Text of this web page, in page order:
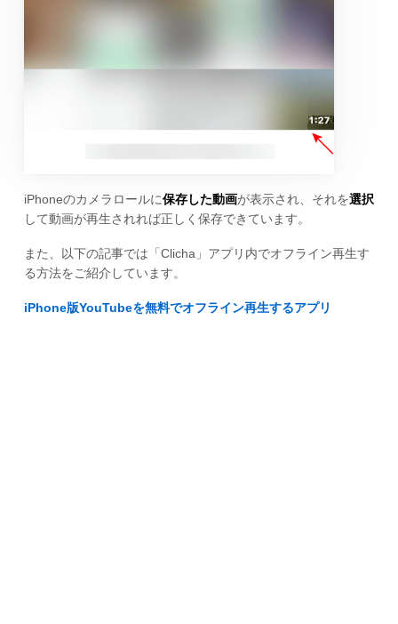
iPhoneのカメラロールに保存した動画が表示され、それを選択
して動画が再生されれば正しく保存できています。
また、以下の記事では「Clicha」アプリ内でオフライン再生す
る方法をご紹介しています。
iPhone版YouTubeを無料でオフライン再生するアプリ